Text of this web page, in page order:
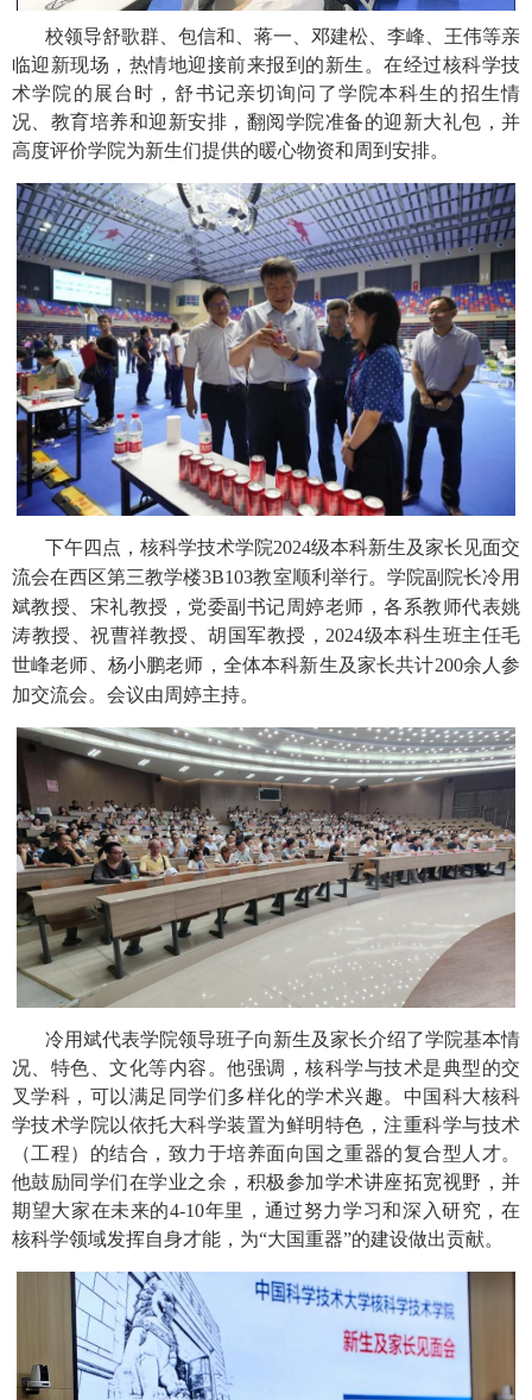
校领导舒歌群、包信和、蒋一、邓建松、李峰、王伟等亲
临迎新现场，热情地迎接前来报到的新生。在经过核科学技
术学院的展台时，舒书记亲切询问了学院本科生的招生情
况、教育培养和迎新安排，翻阅学院准备的迎新大礼包，并
高度评价学院为新生们提供的暖心物资和周到安排。
下午四点，核科学技术学院2024级本科新生及家长见面交
流会在西区第三教学楼3B103教室顺利举行。学院副院长冷用
斌教授、宋礼教授，党委副书记周婷老师，各系教师代表姚
涛教授、祝曹祥教授、胡国军教授， 2024级本科生班主任毛
世峰老师、杨小鹏老师，全体本科新生及家长共计200余人参
加交流会。会议由周婷主持。
冷用斌代表学院领导班子向新生及家长介绍了学院基本情
况、特色、文化等内容。他强调，核科学与技术是典型的交
叉学科，可以满足同学们多样化的学术兴趣。中国科大核科
学技术学院以依托大科学装置为鲜明特色，注重科学与技术
（工程）的结合，致力于培养面向国之重器的复合型人才。
他鼓励同学们在学业之余，积极参加学术讲座拓宽视野，并
期望大家在未来的4-10年里，通过努力学习和深入研究，在
核科学领域发挥自身才能，为“大国重器”的建设做出贡献。